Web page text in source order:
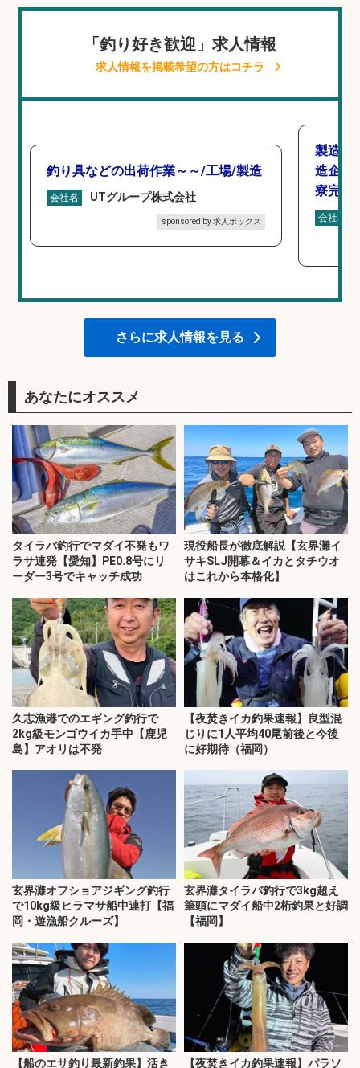
「釣り好き歓迎」求人情報
求人情報を掲載希望の方はコチラ
釣り具などの出荷作業～～/工場/製造
会社名 UTグループ株式会社
sponsored by 求人ボックス
製造「
造企業
寮完備
会社名
さらに求人情報を見る
あなたにオススメ
タイラバ釣行でマダイ不発もワ
ラサ連発【愛知】PE0.8号にリ
ーダー3号でキャッチ成功
現役船長が徹底解説【玄界灘イ
サキSLJ開幕＆イカとタチウオ
はこれから本格化】
久志漁港でのエギング釣行で
2kg級モンゴウイカ手中【鹿児
島】アオリは不発
【夜焚きイカ釣果速報】良型混
じりに1人平均40尾前後と今後
に好期待（福岡）
玄界灘オフショアジギング釣行
で10kg級ヒラマサ船中連打【福
岡・遊漁船クルーズ】
玄界灘タイラバ釣行で3kg超え
筆頭にマダイ船中2桁釣果と好調
【福岡】
【船のエサ釣り最新釣果】活き
【夜焚きイカ釣果速報】パラソ